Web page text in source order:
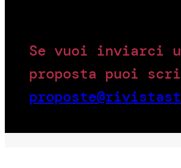
Se vuoi inviarci
proposta puoi